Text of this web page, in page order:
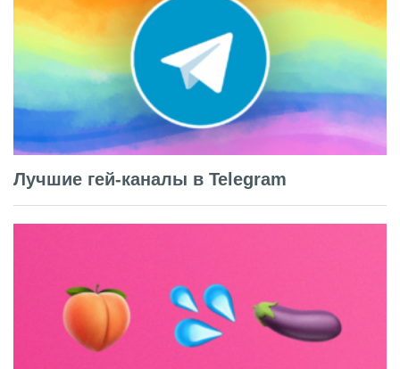
Лучшие гей-каналы в Telegram